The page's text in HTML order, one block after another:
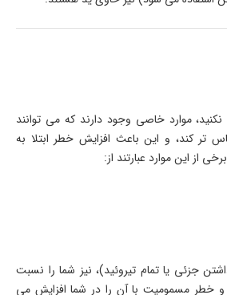
موارد خاصی وجود دارند که می توانند
تر کند، و این باعث افزایش خطر ابتلا به
از این موارد عبارتند از:
جزئی یا تمام تیروئید)، نیز شما را نسبت
خطر مسمومیت با آن را در شما افزایش می